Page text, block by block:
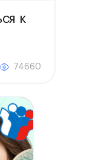
к
74660